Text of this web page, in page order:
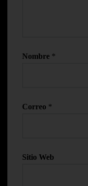
Nombre *
Correo *
Sitio Web